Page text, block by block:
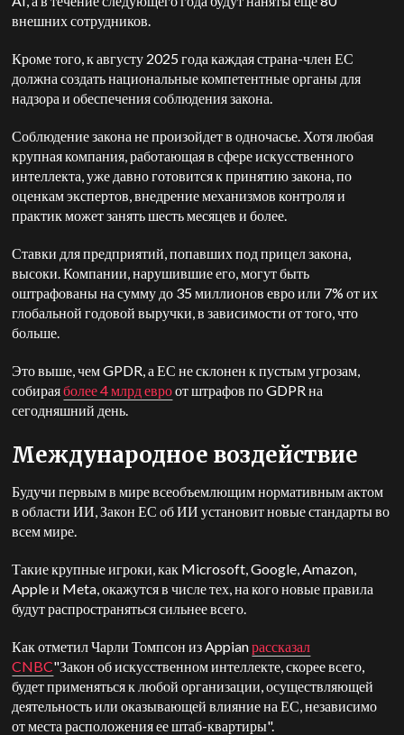
внешних сотрудников.
Кроме того, к августу 2025 года каждая страна-член ЕС
должна создать национальные компетентные органы для
надзора и обеспечения соблюдения закона.
Соблюдение закона не произойдет в одночасье. Хотя любая
крупная компания, работающая в сфере искусственного
интеллекта, уже давно готовится к принятию закона, по
оценкам экспертов, внедрение механизмов контроля и
практик может занять шесть месяцев и более.
Ставки для предприятий, попавших под прицел закона,
высоки. Компании, нарушившие его, могут быть
оштрафованы на сумму до 35 миллионов евро или 7% от их
глобальной годовой выручки, в зависимости от того, что
больше.
Это выше, чем GPDR, а ЕС не склонен к пустым угрозам,
собираяболее 4 млрд евроот штрафов по GDPR на
сегодняшний день.
Международное воздействие
Будучи первым в мире всеобъемлющим нормативным актом
в области ИИ, Закон ЕС об ИИ установит новые стандарты во
всем мире.
Такие крупные игроки, как Microsoft, Google, Amazon,
Apple и Meta, окажутся в числе тех, на кого новые правила
будут распространяться сильнее всего.
Как отметил Чарли Томпсон из Appianрассказал
CNBC"Закон об искусственном интеллекте, скорее всего,
будет применяться к любой организации, осуществляющей
деятельность или оказывающей влияние на ЕС, независимо
от места расположения ее штаб-квартиры".